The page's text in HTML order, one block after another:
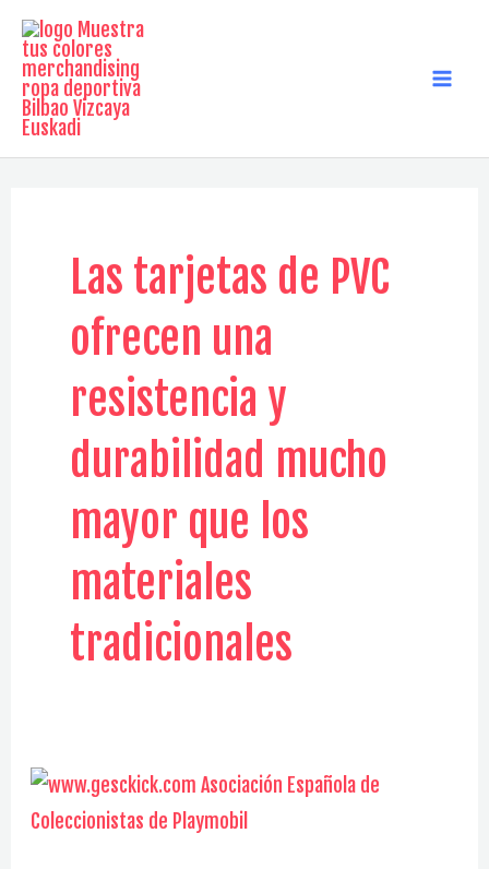
contenido
Las tarjetas de PVC
ofrecen una
resistencia y
durabilidad mucho
mayor que los
materiales
tradicionales